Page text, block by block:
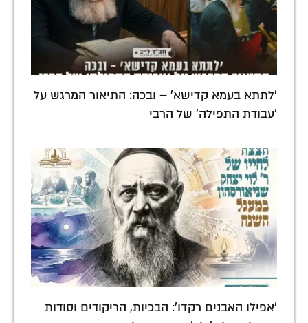
'לתתא בעמא קדישא' – ובכה: התיאור המרגש על
'עבודת התפילה' של הרבי
'אפילו האבנים רקדו': הבכיות, הריקודים וסודות